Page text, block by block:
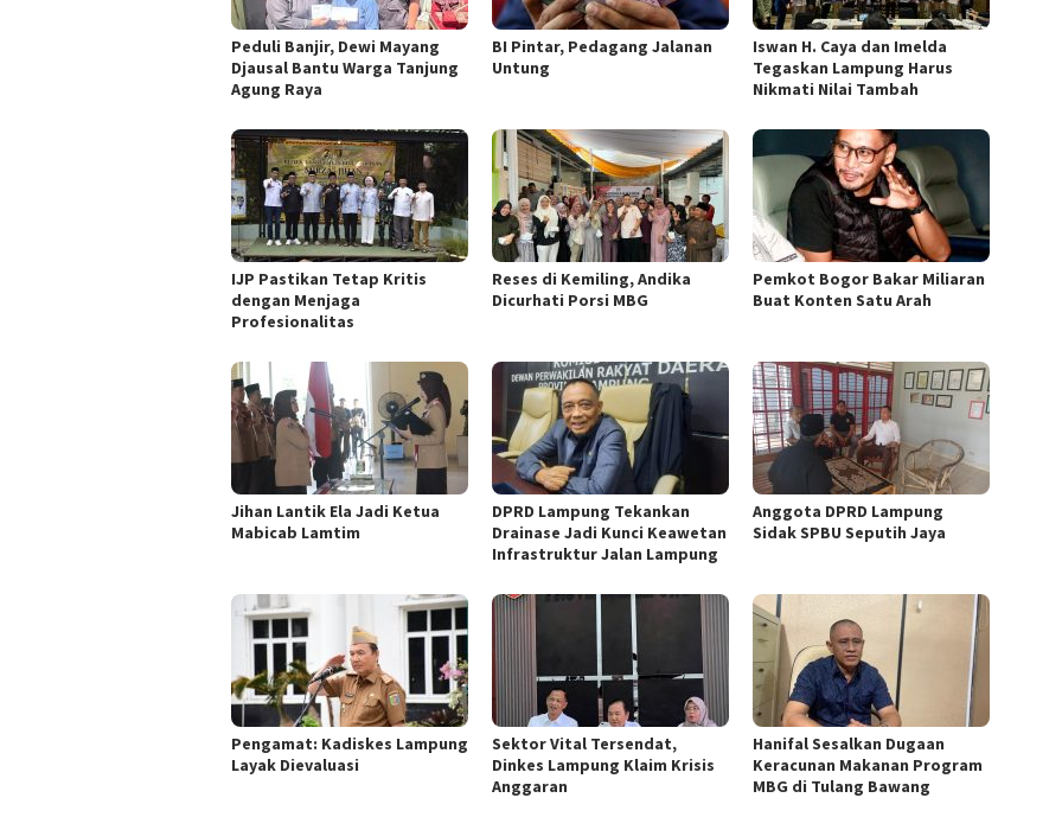
Peduli Banjir, Dewi Mayang
Djausal Bantu Warga Tanjung
Agung Raya
BI Pintar, Pedagang Jalanan
Untung
Iswan H. Caya dan Imelda
Tegaskan Lampung Harus
Nikmati Nilai Tambah
IJP Pastikan Tetap Kritis
dengan Menjaga
Profesionalitas
Reses di Kemiling, Andika
Dicurhati Porsi MBG
Pemkot Bogor Bakar Miliaran
Buat Konten Satu Arah
Jihan Lantik Ela Jadi Ketua
Mabicab Lamtim
DPRD Lampung Tekankan
Drainase Jadi Kunci Keawetan
Infrastruktur Jalan Lampung
Anggota DPRD Lampung
Sidak SPBU Seputih Jaya
Pengamat: Kadiskes Lampung
Layak Dievaluasi
Sektor Vital Tersendat,
Dinkes Lampung Klaim Krisis
Anggaran
Hanifal Sesalkan Dugaan
Keracunan Makanan Program
MBG di Tulang Bawang